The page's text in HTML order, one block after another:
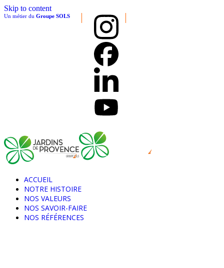
Skip to content
Un métier du Groupe SOLS
ACCUEIL
NOTRE HISTOIRE
NOS VALEURS
NOS SAVOIR-FAIRE
NOS RÉFÉRENCES